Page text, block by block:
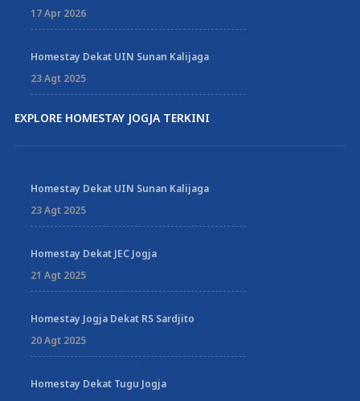
17 Apr 2026
Homestay Dekat UIN Sunan Kalijaga
23 Agt 2025
EXPLORE HOMESTAY JOGJA TERKINI
Homestay Dekat UIN Sunan Kalijaga
23 Agt 2025
Homestay Dekat JEC Jogja
21 Agt 2025
Homestay Jogja Dekat RS Sardjito
20 Agt 2025
Homestay Dekat Tugu Jogja